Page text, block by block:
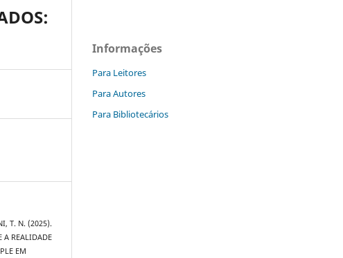
T. N. (2025).
A REALIDADE
EM
Informações
Para Leitores
Para Autores
Para Bibliotecários